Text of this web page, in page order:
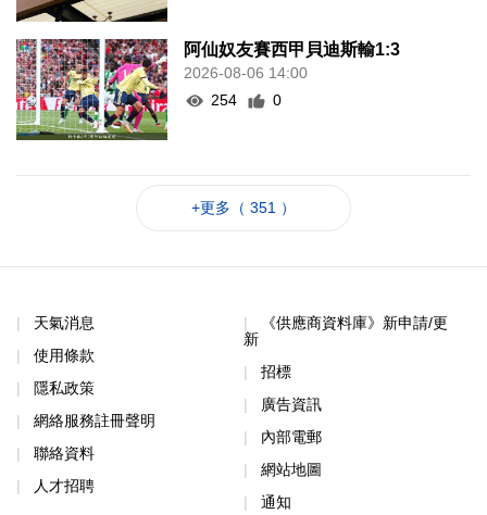
阿仙奴友賽西甲貝迪斯輸1:3
2026-08-06 14:00
254
0
+更多（ 351 ）
天氣消息
使用條款
隱私政策
網絡服務註冊聲明
聯絡資料
人才招聘
《供應商資料庫》新申請/更
新
招標
廣告資訊
內部電郵
網站地圖
通知